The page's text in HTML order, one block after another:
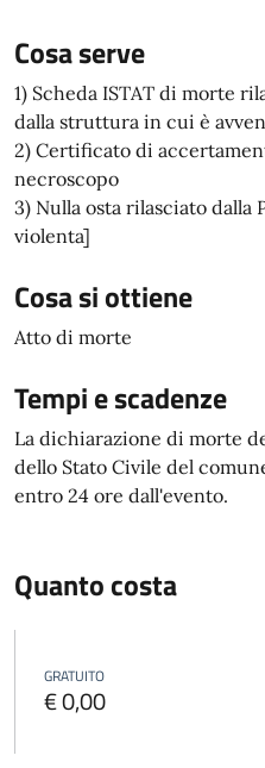
Cosa serve
1) Scheda ISTAT di morte
dalla struttura in cui è
2) Certificato di
necroscopo
3) Nulla osta rilasciato
violenta]
Cosa si ottiene
Atto di morte
Tempi e scadenze
La dichiarazione di morte
dello Stato Civile del
entro 24 ore dall'evento.
Quanto costa
GRATUITO
€ 0,00